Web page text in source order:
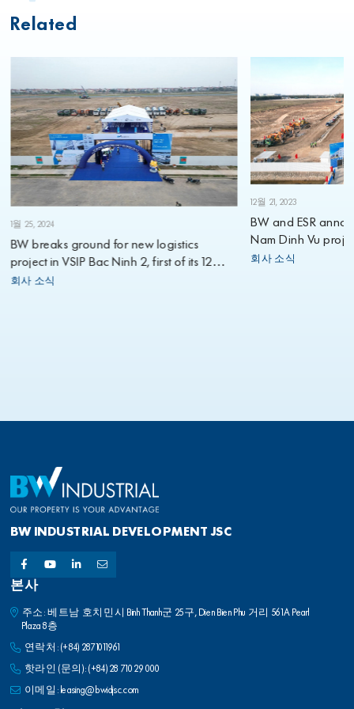
Related
1월 25, 2024
BW breaks ground for new logistics
project in VSIP Bac Ninh 2, first of its 12
planned projects for 2024
회사 소식
12월 21, 2023
BW and ESR
Nam Dinh Vu
회사 소식
BW INDUSTRIAL DEVELOPMENT JSC
본사
주소: 베트남 호치민시 Binh Thanh군 25구, Dien Bien Phu 거리 561A Pearl
Plaza 8층
연락처: (+84) 2871011961
핫라인 (문의):(+84) 28 710 29 000
이메일: leasing@bwidjsc.com